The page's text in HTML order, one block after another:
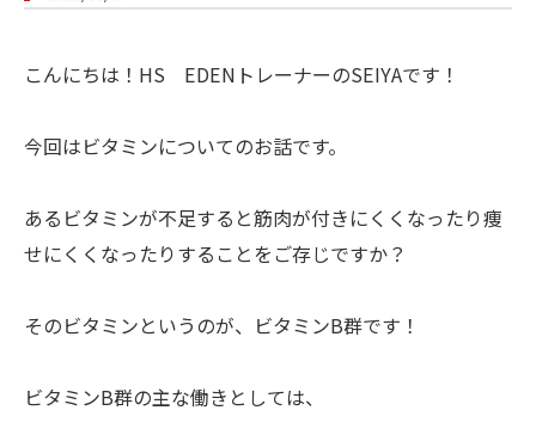
こんにちは！HS EDENトレーナーのSEIYAです！
今回はビタミンについてのお話です。
あるビタミンが不足すると筋肉が付きにくくなったり痩
せにくくなったりすることをご存じですか？
そのビタミンというのが、ビタミンB群です！
ビタミンB群の主な働きとしては、